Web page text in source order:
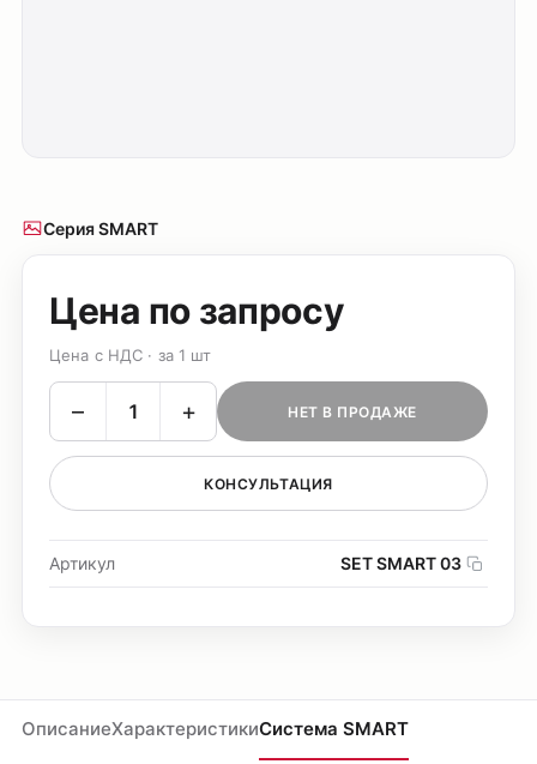
Серия SMART
Цена по запросу
Цена с НДС · за 1 шт
– + НЕТ В ПРОДАЖЕ
КОНСУЛЬТАЦИЯ
Артикул SET SMART 03
ОписаниеХарактеристикиСистема SMART